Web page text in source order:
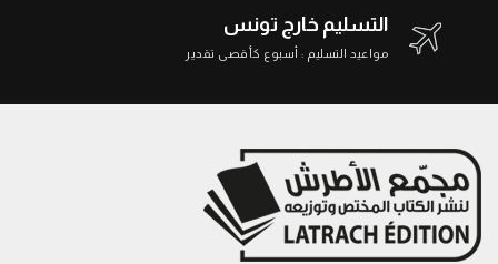
التسليم خارج تونس
مواعيد التسليم : أسبوع كأقصى تقدير